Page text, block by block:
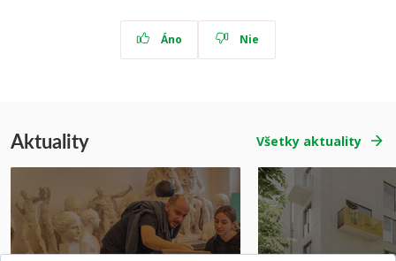
Áno Nie
Aktuality Všetky aktuality